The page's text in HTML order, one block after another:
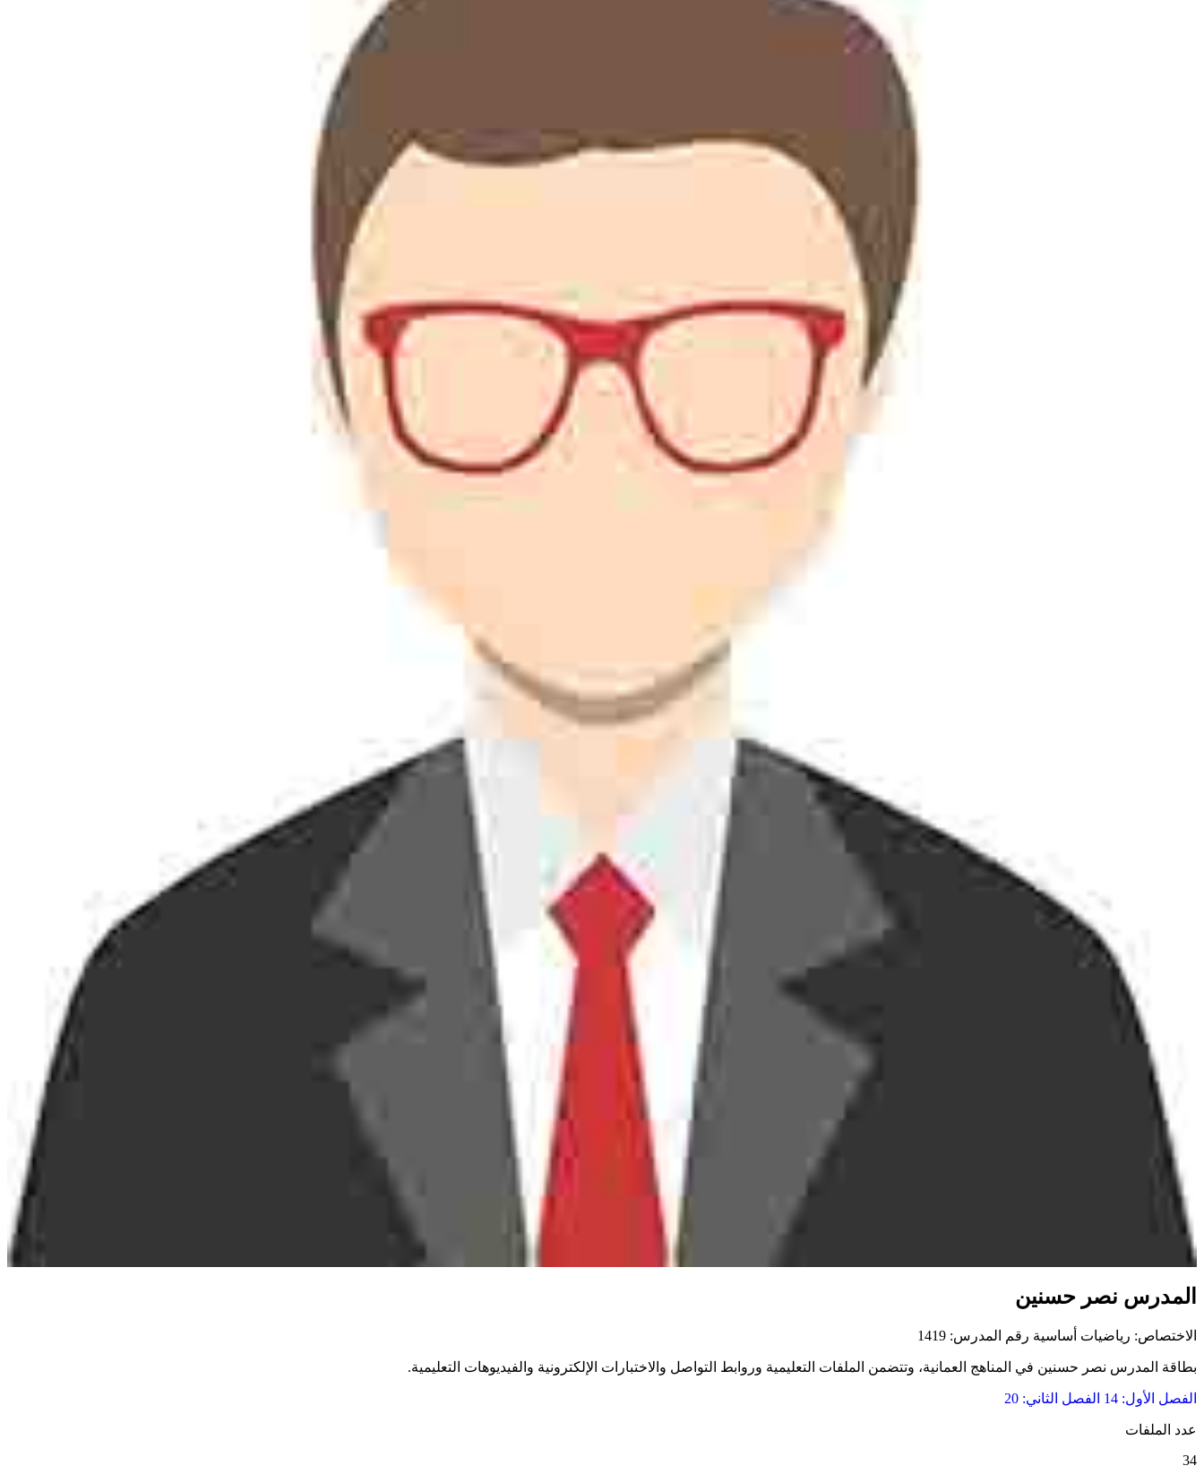
المدرس نصر حسنين
الاختصاص: رياضيات أساسية رقم المدرس: 1419
بطاقة المدرس نصر حسنين في المناهج العمانية، وتتضمن الملفات التعليمية وروابط التواصل والاختبارات الإلكترونية والفيديوهات التعليمية.
الفصل الأول: 14 الفصل الثاني: 20
عدد الملفات
34